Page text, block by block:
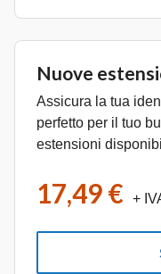
Nuove
Assicura la tua
perfetto per il tuo
estensioni
17,49 € +